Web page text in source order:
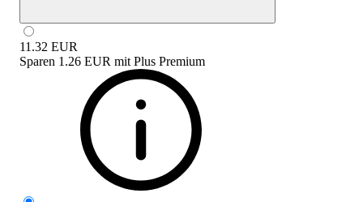
11.32 EUR
Sparen 1.26 EUR mit Plus Premium